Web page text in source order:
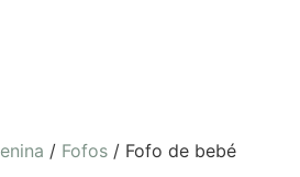
/ Fofos / Fofo de bebé